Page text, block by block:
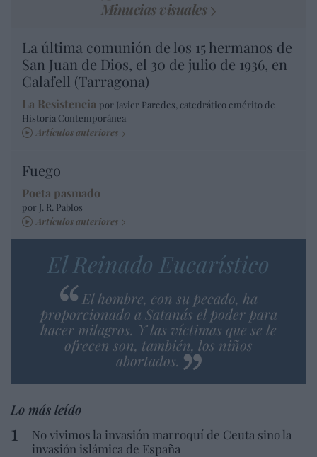
Minucias visuales
La última comunión de los 15 hermanos de
San Juan de Dios, el 30 de julio de 1936, en
Calafell (Tarragona)
La Resistencia por Javier Paredes, catedrático emérito de
Historia Contemporánea
Artículos anteriores
Fuego
Poeta pasmado
por J. R. Pablos
Artículos anteriores
El Reinado Eucarístico
El hombre, con su pecado, ha
proporcionado a Satanás el poder para
hacer milagros. Y las víctimas que se le
ofrecen son, también, los niños
abortados.
Lo más leído
No vivimos la invasión marroquí de Ceuta sino la
invasión islámica de España